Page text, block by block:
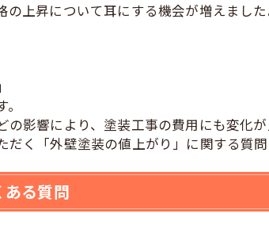
上昇について耳にする機会が増えました
影響により、塗装工事の費用にも変化が
く「外壁塗装の値上がり」に関する質問
る質問